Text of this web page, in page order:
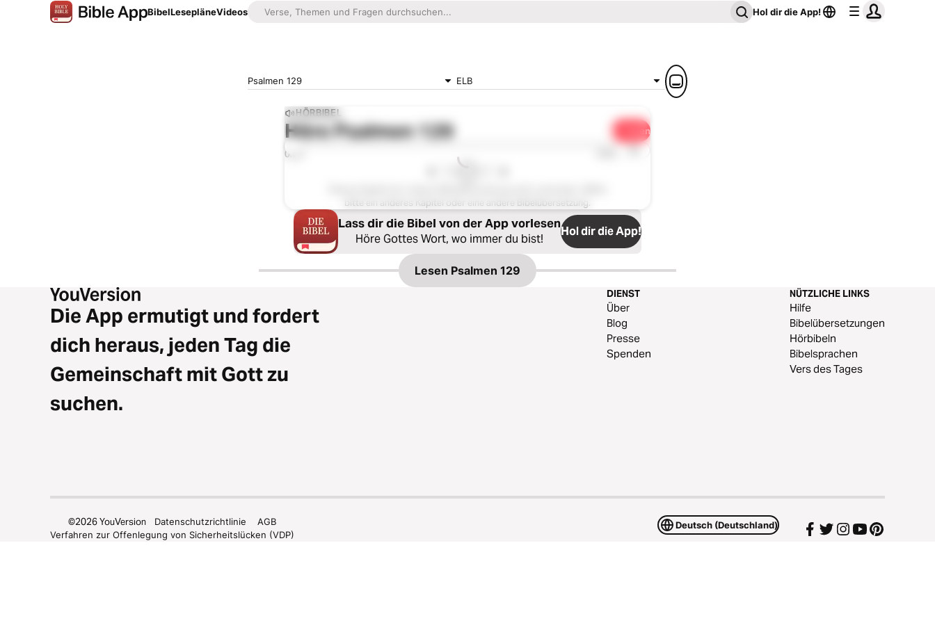
BibelLesepläneVideos Hol dir die App!
Psalmen 129 ELB
HÖRBIBEL
HörePsalmen 129 Teilen
0:00 1x
bitte ein anderes Kapitel oder eine andere Bibelübersetzung.
Lass dir die Bibel von der App vorlesen
Höre Gottes Wort, wo immer du bist! Hol dir die App!
Lesen Psalmen 129
Die App ermutigt und fordert
dich heraus, jeden Tag die
Gemeinschaft mit Gott zu
suchen.
DIENST
Über
Blog
Presse
Spenden
NÜTZLICHE LINKS
Hilfe
Bibelübersetzungen
Hörbibeln
Bibelsprachen
Vers des Tages
Deutsch (Deutschland)
©2026YouVersion Datenschutzrichtlinie
AGB
Verfahren zur Offenlegung von Sicherheitslücken (VDP)